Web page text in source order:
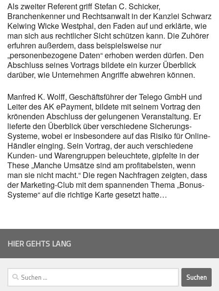
Als zweiter Referent griff Stefan C. Schicker,
Branchenkenner und Rechtsanwalt in der Kanzlei Schwarz
Kelwing Wicke Westphal, den Faden auf und erklärte, wie
man sich aus rechtlicher Sicht schützen kann. Die Zuhörer
erfuhren außerdem, dass beispielsweise nur
„personenbezogene Daten“ erhoben werden dürfen. Den
Abschluss seines Vortrags bildete ein kurzer Überblick
darüber, wie Unternehmen Angriffe abwehren können.
Manfred K. Wolff, Geschäftsführer der Telego GmbH und
Leiter des AK ePayment, bildete mit seinem Vortrag den
krönenden Abschluss der gelungenen Veranstaltung. Er
lieferte den Überblick über verschiedene Sicherungs-
Systeme, wobei er insbesondere auf das Risiko für Online-
Händler einging. Sein Vortrag, der auch verschiedene
Kunden- und Warengruppen beleuchtete, gipfelte in der
These „Manche Umsätze sind am profitabelsten, wenn
man sie nicht macht.“ Die regen Nachfragen zeigten, dass
der Marketing-Club mit dem spannenden Thema „Bonus-
Systeme“ auf die richtige Karte gesetzt hatte…
HIER GEHTS LANG
Suchen
nach: